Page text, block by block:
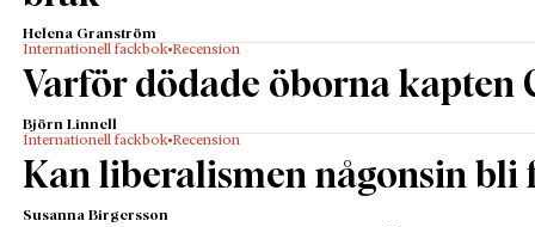
Helena Granström
Internationell fackbok Recension
Varför dödade öborna kapten
Björn Linnell
Internationell fackbok Recension
Kan liberalismen någonsin bli
Susanna Birgersson